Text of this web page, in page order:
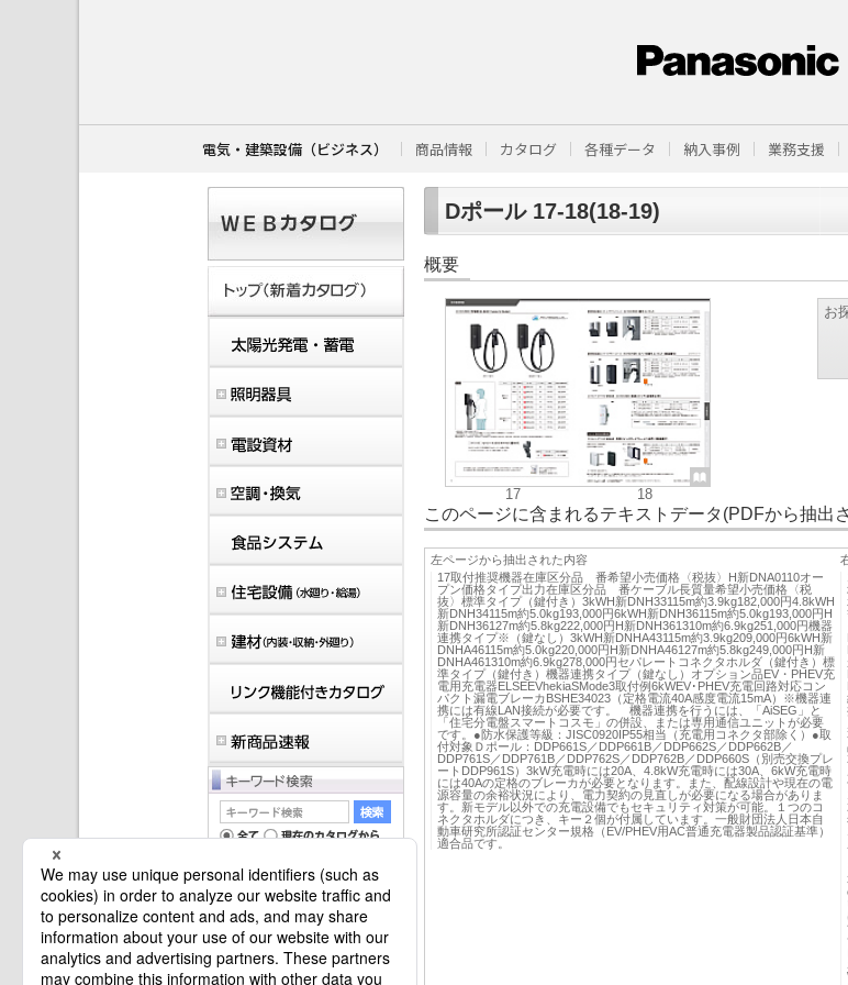
電気・建築設備（ビジネス） 商品情報 カタログ 各種データ 納入事例 業務支援
Dポール 17-18(18-19)
概要
17 18
お
このページに含まれるテキストデータ(PDFから抽出
左ページから抽出された内容
17取付推奨機器在庫区分品 番希望小売価格〈税抜〉H新DNA0110オー
プン価格タイプ出力在庫区分品 番ケーブル長質量希望小売価格〈税
抜〉標準タイプ（鍵付き）3kWH新DNH33115m約3.9kg182,000円4.8kWH
新DNH34115m約5.0kg193,000円6kWH新DNH36115m約5.0kg193,000円H
新DNH36127m約5.8kg222,000円H新DNH361310m約6.9kg251,000円機器
連携タイプ※（鍵なし）3kWH新DNHA43115m約3.9kg209,000円6kWH新
DNHA46115m約5.0kg220,000円H新DNHA46127m約5.8kg249,000円H新
DNHA461310m約6.9kg278,000円セパレートコネクタホルダ（鍵付き）標
準タイプ（鍵付き）機器連携タイプ（鍵なし）オプション品EV・PHEV充
電用充電器ELSEEVhekiaSMode3取付例6kWEV･PHEV充電回路対応コン
パクト漏電ブレーカBSHE34023（定格電流40A感度電流15mA）※機器連
携には有線LAN接続が必要です。 機器連携を行うには、「AiSEG」と
「住宅分電盤スマートコスモ」の併設、または専用通信ユニットが必要
です。●防水保護等級：JISC0920IP55相当（充電用コネクタ部除く）●取
付対象Ｄポール：DDP661S／DDP661B／DDP662S／DDP662B／
DDP761S／DDP761B／DDP762S／DDP762B／DDP660S（別売交換プレ
ートDDP961S）3kW充電時には20A、4.8kW充電時には30A、6kW充電時
には40Aの定格のブレーカが必要となります。また、配線設計や現在の電
源容量の余裕状況により、電力契約の見直しが必要になる場合がありま
す。新モデル以外での充電設備でもセキュリティ対策が可能。１つのコ
ネクタホルダにつき、キー２個が付属しています。一般財団法人日本自
動車研究所認証センター規格（EV/PHEV用AC普通充電器製品認証基準）
適合品です。
マイバインダーは空です。